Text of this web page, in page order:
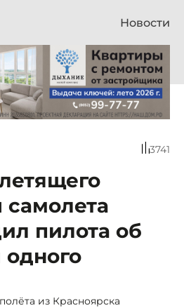
Новости
3741
пилота об
одного
из Красноярска